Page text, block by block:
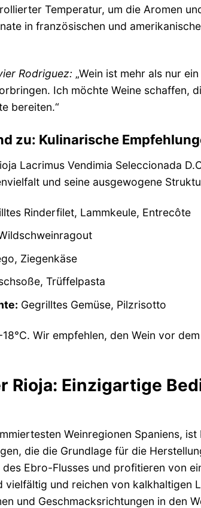
Temperatur, um die Aromen
in französischen und
Rodriguez: „Wein ist mehr als nur
Ich möchte Weine schaffen,
bereiten.“
zu: Kulinarische
Lacrimus Vendimia Seleccionada
und seine ausgewogene
Rinderfilet, Lammkeule, Entrecôte
Ziegenkäse
Trüffelpasta
Gegrilltes Gemüse, Pilzrisotto
18°C. Wir empfehlen, den Wein vor
Rioja: Einzigartige
Weinregionen Spaniens,
die die Grundlage für die
Ebro-Flusses und profitieren von
vielfältig und reichen von kalkhaltigen
und Geschmacksrichtungen in den